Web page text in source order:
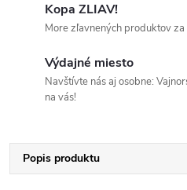
Kopa ZLIAV!
More zľavnených produktov
Výdajné miesto
Navštívte nás aj osobne:
na vás!
Popis produktu